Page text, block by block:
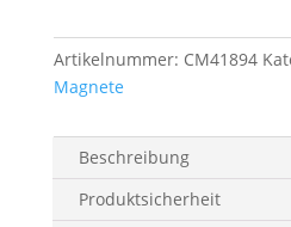
immer
schlecht."
Menge
Artikelnummer: CM41894
Magnete
Beschreibung
Produktsicherheit